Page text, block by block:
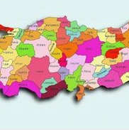
EKONOMİ
YAŞAM